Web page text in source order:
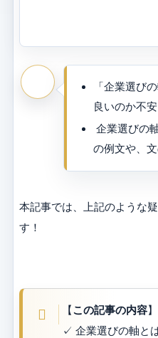
「企業選び
良いのか不安
企業選びの
の例文や、
本記事では、上記のような
す！
【この記事の内容】
✓ 企業選びの軸と